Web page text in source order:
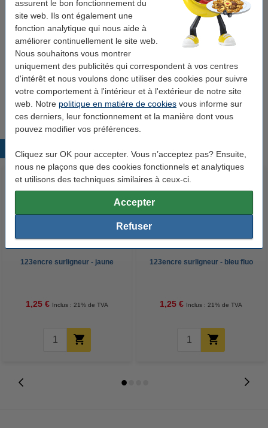
assurent le bon fonctionnement du
site web. Ils ont également une
fonction analytique qui nous aide à
améliorer continuellement le site web.
Nous souhaitons vous montrer
uniquement des publicités qui correspondent à vos centres
d'intérêt et nous voulons donc utiliser des cookies pour suivre
votre comportement à l'intérieur et à l'extérieur de notre site
web. Notre politique en matière de cookies vous informe sur
ces derniers, leur fonctionnement et la manière dont vous
pouvez modifier vos préférences.
Cliquez sur OK pour accepter. Vous n’acceptez pas? Ensuite,
nous ne plaçons que des cookies fonctionnels et analytiques
et utilisons des techniques similaires à ceux-ci.
Accepter
Refuser
Rechargeable: non
Nombre:
Pack avantageux ! 10+2 gratuit
Offre : 12x 123encre surligneur - rose
12,50 €
123encre surligneur - jaune
1,25 € Inclus : 21% de TVA
123encre surligneur - bleu fluo
1,25 € Inclus : 21% de TVA